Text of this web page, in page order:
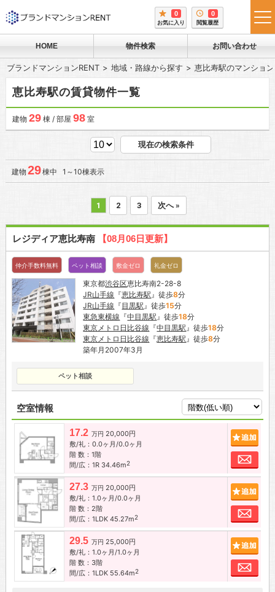
0
お気に入り
0
閲覧履歴
HOME 物件検索 お問い合わせ
ブランドマンションRENT 地域・路線から探す 恵比寿駅のマンショ
恵比寿駅の賃貸物件一覧
建物 29棟 / 部屋 98室
現在の検索条件
建物 29棟中 1～10棟表示
1 2 3 次へ »
レジディア恵比寿南 【08月06日更新】
仲介手数料無料 ペット相談 敷金ゼロ 礼金ゼロ
東京都渋谷区恵比寿南2-28-8
JR山手線 『恵比寿駅』徒歩8分
JR山手線 『目黒駅』徒歩15分
東急東横線 『中目黒駅』徒歩18分
東京メトロ日比谷線 『中目黒駅』徒歩18分
東京メトロ日比谷線 『恵比寿駅』徒歩8分
築年月2007年3月
ペット相談
空室情報
17.2 万円 20,000円
敷/礼：0.0ヶ月/0.0ヶ月
階 数：1階
間/広：1R 34.46m2
お
27.3 万円 20,000円
敷/礼：1.0ヶ月/0.0ヶ月
階 数：2階
間/広：1LDK 45.27m2
お
29.5 万円 25,000円
敷/礼：1.0ヶ月/1.0ヶ月
階 数：3階
間/広：1LDK 55.64m2
お